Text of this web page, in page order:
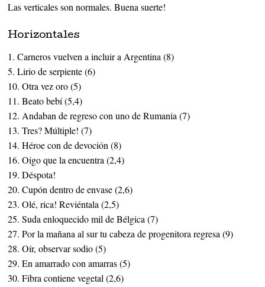
Las verticales son normales. Buena suerte!
Horizontales
1. Carneros vuelven a incluir a Argentina (8)
5. Lirio de serpiente (6)
10. Otra vez oro (5)
11. Beato bebí (5,4)
12. Andaban de regreso con uno de Rumania (7)
13. Tres? Múltiple! (7)
14. Héroe con de devoción (8)
16. Oigo que la encuentra (2,4)
19. Déspota!
20. Cupón dentro de envase (2,6)
23. Olé, rica! Reviéntala (2,5)
25. Suda enloquecido mil de Bélgica (7)
27. Por la mañana al sur tu cabeza de progenitora regresa (9)
28. Oír, observar sodio (5)
29. En amarrado con amarras (5)
30. Fibra contiene vegetal (2,6)